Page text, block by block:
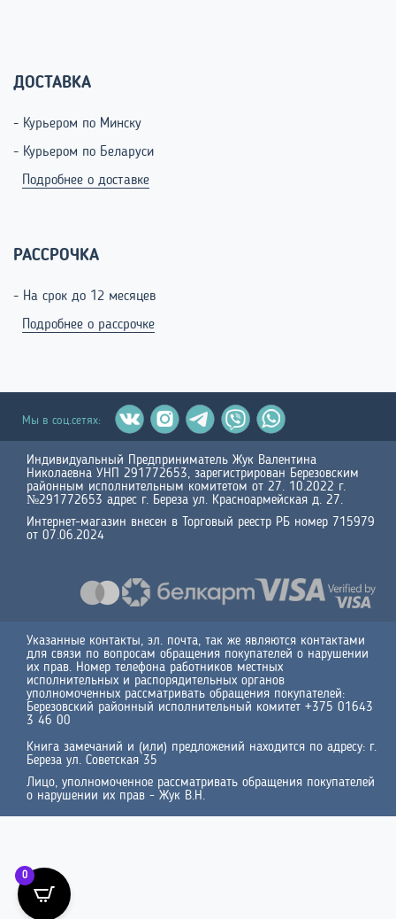
ДОСТАВКА
- Курьером по Минску
- Курьером по Беларуси
Подробнее о доставке
РАССРОЧКА
- На срок до 12 месяцев
Подробнее о рассрочке
Мы в соц.сетях:
Индивидуальный Предприниматель Жук Валентина
Николаевна УНП 291772653, зарегистрирован Березовским
районным исполнительным комитетом от 27. 10.2022 г.
№291772653 адрес г. Береза ул. Красноармейская д. 27.
Интернет-магазин внесен в Торговый реестр РБ номер 715979
от 07.06.2024
Указанные контакты, эл. почта, так же являются контактами
для связи по вопросам обращения покупателей о нарушении
их прав. Номер телефона работников местных
исполнительных и распорядительных органов
уполномоченных рассматривать обращения покупателей:
Березовский районный исполнительный комитет +375 01643
3 46 00
Книга замечаний и (или) предложений находится по адресу: г.
Береза ул. Советская 35
Лицо, уполномоченное рассматривать обращения покупателей
о нарушении их прав - Жук В.Н.
0